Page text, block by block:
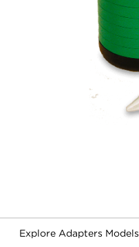
Explore Adapters Models